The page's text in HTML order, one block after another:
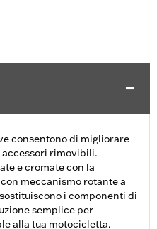
consentono di migliorare
rimovibili.
e cromate con la
meccanismo rotante a
i componenti di
semplice per
alla tua motocicletta.